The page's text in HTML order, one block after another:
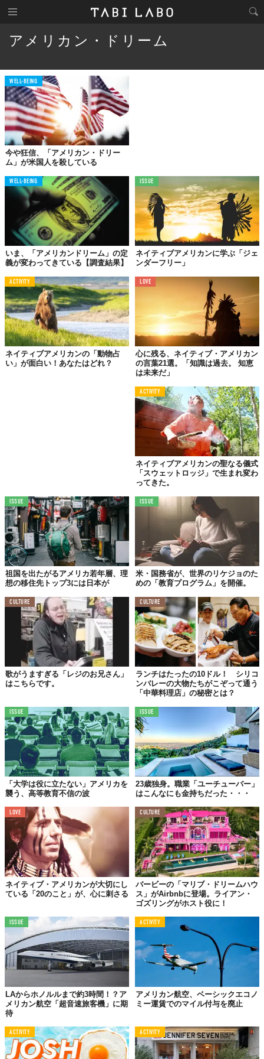
アメリカン・ドリーム
WELL-BEING
今や狂信、「アメリカン・ドリー
ム」が米国人を殺している
WELL-BEING
いま、「アメリカンドリーム」の定
義が変わってきている【調査結果】
ISSUE
ネイティブアメリカンに学ぶ「ジェ
ンダーフリー」
ACTIVITY
ネイティブアメリカンの「動物占
い」が面白い！あなたはどれ？
LOVE
心に残る、ネイティブ・アメリカン
の言葉21選。「知識は過去。 知恵
は未来だ」
ACTIVITY
ネイティブアメリカンの聖なる儀式
「スウェットロッジ」で生まれ変わ
ってきた。
ISSUE
祖国を出たがるアメリカ若年層、理
想の移住先トップ3には日本が
ISSUE
米・国務省が、世界のリケジョのた
めの「教育プログラム」を開催。
CULTURE
歌がうますぎる「レジのお兄さん」
はこちらです。
CULTURE
ランチはたったの10ドル！ シリコ
ンバレーの大物たちがこぞって通う
「中華料理店」の秘密とは？
ISSUE
「大学は役に立たない」アメリカを
襲う、高等教育不信の波
ISSUE
23歳独身。職業「ユーチューバー」
はこんなにも金持ちだった・・・
LOVE
ネイティブ・アメリカンが大切にし
ている「20のこと」が、心に刺さる
CULTURE
バービーの「マリブ・ドリームハウ
ス」がAirbnbに登場。ライアン・
ゴズリングがホスト役に！
ISSUE
LAからホノルルまで約3時間！？ア
メリカン航空「超音速旅客機」に期
待
ACTIVITY
アメリカン航空、ベーシックエコノ
ミー運賃でのマイル付与を廃止
ACTIVITY ACTIVITY